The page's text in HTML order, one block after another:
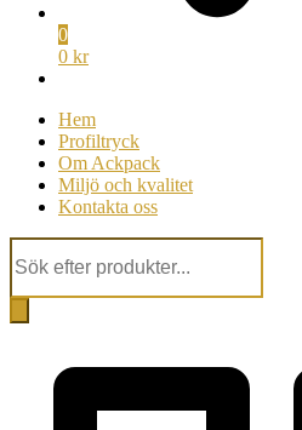
0
0 kr
Hem
Profiltryck
Om Ackpack
Miljö och kvalitet
Kontakta oss
Products
search